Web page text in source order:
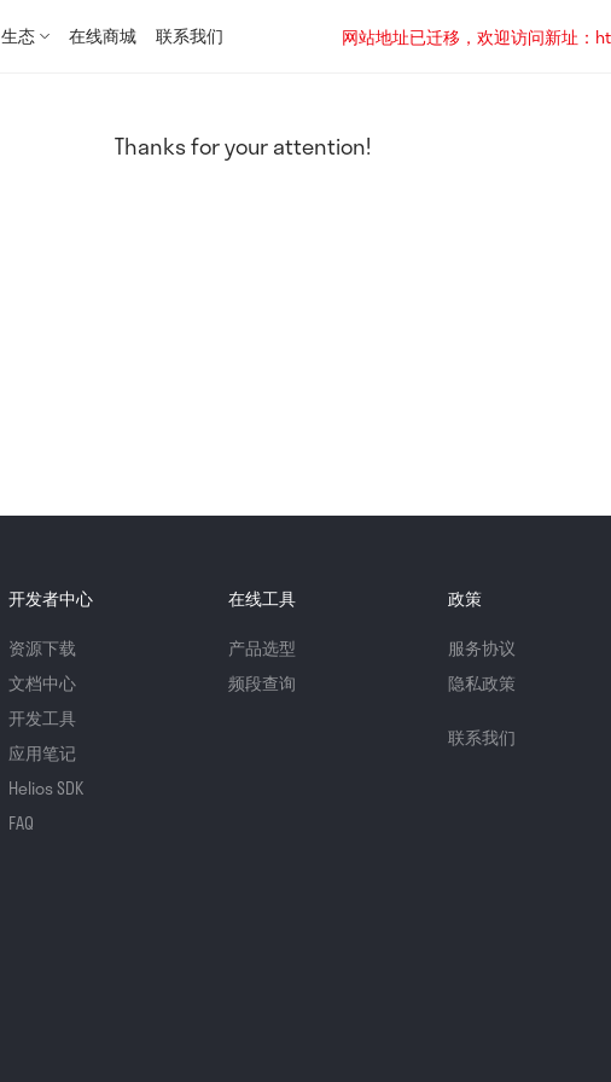
生态 在线商城 联系我们
网站地址已迁移，欢迎访问新址：
Thanks for your attention!
开发者中心
资源下载
文档中心
开发工具
应用笔记
Helios SDK
FAQ
在线工具
产品选型
频段查询
政策
服务协议
隐私政策
联系我们